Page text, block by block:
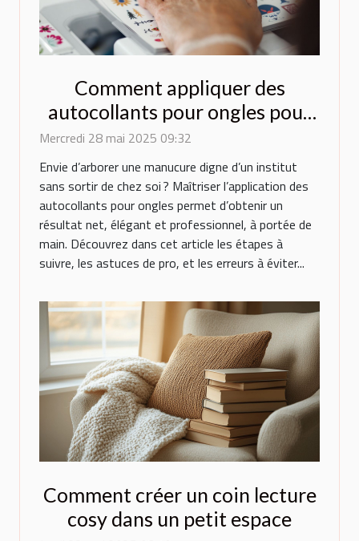
Comment appliquer des
autocollants pour ongles pour
un résultat professionnel
Mercredi 28 mai 2025 09:32
Envie d’arborer une manucure digne d’un institut
sans sortir de chez soi ? Maîtriser l’application des
autocollants pour ongles permet d’obtenir un
résultat net, élégant et professionnel, à portée de
main. Découvrez dans cet article les étapes à
suivre, les astuces de pro, et les erreurs à éviter...
Comment créer un coin lecture
cosy dans un petit espace